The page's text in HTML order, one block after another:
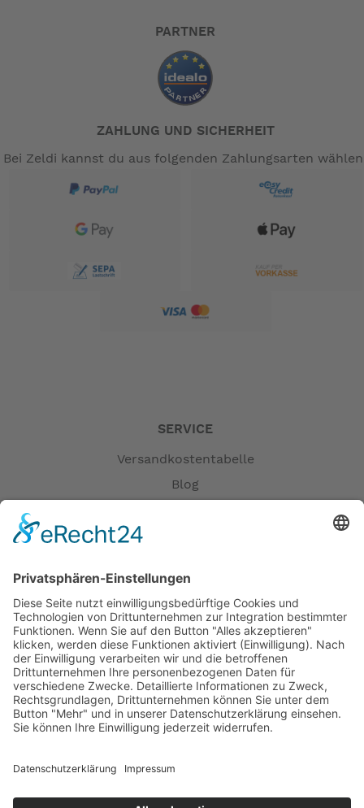
PARTNER
ZAHLUNG UND SICHERHEIT
Bei Zeldi kannst du aus folgenden Zahlungsarten
SERVICE
Versandkostentabelle
Blog
Versandpartner
Zahlung und Versand
Öffnungszeiten
Verfügbarkeit
Größenrechner (Umlaufmaß)
Datenschutz
Fernabsatz